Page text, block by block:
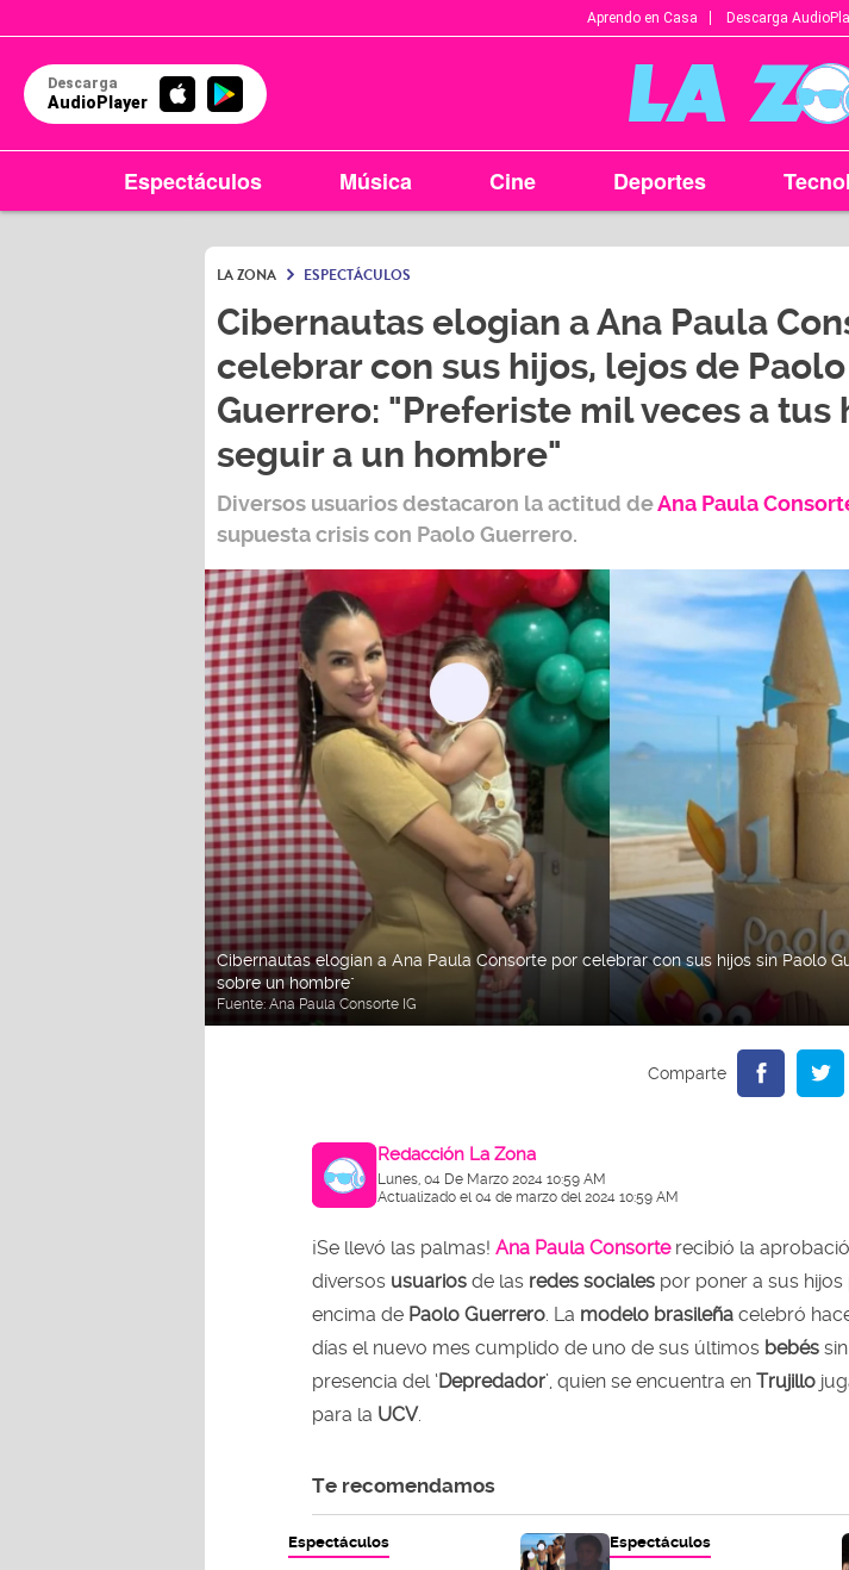
Aprendo en Casa Descarga
Descarga
AudioPlayer
Espectáculos Música Cine Deportes
LA ZONA ESPECTÁCULOS
Cibernautas elogian a Ana Paula
celebrar con sus hijos, lejos de Paolo
Guerrero: "Preferiste mil veces a tus
seguir a un hombre"
Diversos usuarios destacaron la actitud deAna Paula
supuesta crisis con Paolo Guerrero.
Cibernautas elogian a Ana Paula Consorte por celebrar con sus hijos sin Paolo
sobre un hombre"
Fuente: Ana Paula Consorte IG
Redacción La Zona
Lunes, 04 De Marzo 2024 10:59 AM
Actualizado el 04 de marzo del 2024 10:59 AM
¡Se llevó las palmas! Ana Paula Consorterecibió la
diversos usuarios de las redes sociales por poner a sus hijos
encima de Paolo Guerrero . La modelo brasileña celebró
días el nuevo mes cumplido de uno de sus últimos bebés
presencia del ‘Depredador’, quien se encuentra en Trujillo
para la UCV.
Te recomendamos
Espectáculos Espectáculos
Arequipa